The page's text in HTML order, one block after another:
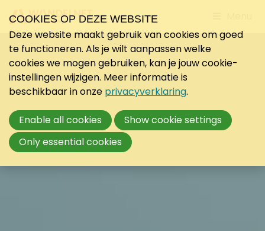
to
COOKIES OP DEZE WEBSITE
Deze website maakt gebruik van cookies om goed
te functioneren. Als je wilt aanpassen welke
cookies we mogen gebruiken, kan je jouw cookie-
instellingen wijzigen. Meer informatie is
beschikbaar in onze privacyverklaring.
Enable all cookies
Show cookie settings
Only essential cookies